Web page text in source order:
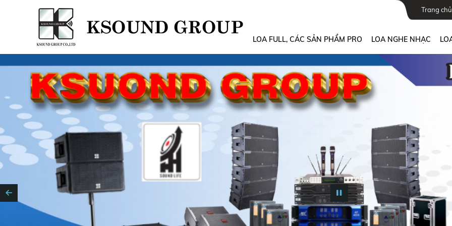
Trang chủ
LOA FULL, CÁC SẢN PHẨM PRO LOA NGHE NHẠC